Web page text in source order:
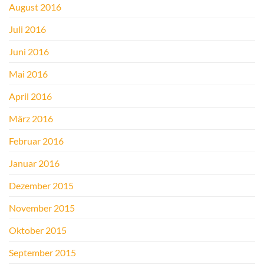
August 2016
Juli 2016
Juni 2016
Mai 2016
April 2016
März 2016
Februar 2016
Januar 2016
Dezember 2015
November 2015
Oktober 2015
September 2015